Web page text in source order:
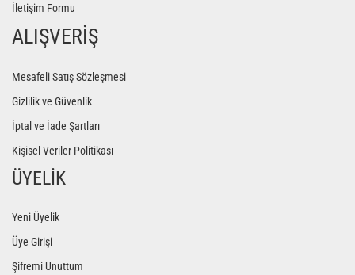
İletişim Formu
ALIŞVERİŞ
Mesafeli Satış Sözleşmesi
Gizlilik ve Güvenlik
İptal ve İade Şartları
Kişisel Veriler Politikası
ÜYELİK
Yeni Üyelik
Üye Girişi
Şifremi Unuttum